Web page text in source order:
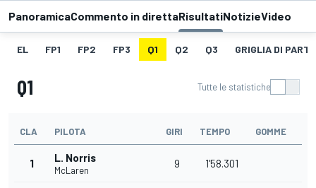
PanoramicaCommento in direttaRisultatiNotizieVideo
EL FP1 FP2 FP3 Q1 Q2 Q3 GRIGLIA DI
Q1 Tutte le statistiche
CLA PILOTA GIRI TEMPO GOMME
1 L. Norris
McLaren
9 1'58.301